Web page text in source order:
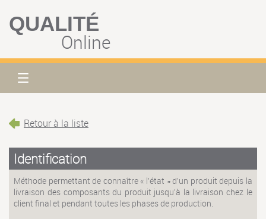
QUALITÉ
Online
Retour à la liste
Identification
Méthode permettant de connaître « l'état » d'un produit depuis la
livraison des composants du produit jusqu'à la livraison chez le
client final et pendant toutes les phases de production.